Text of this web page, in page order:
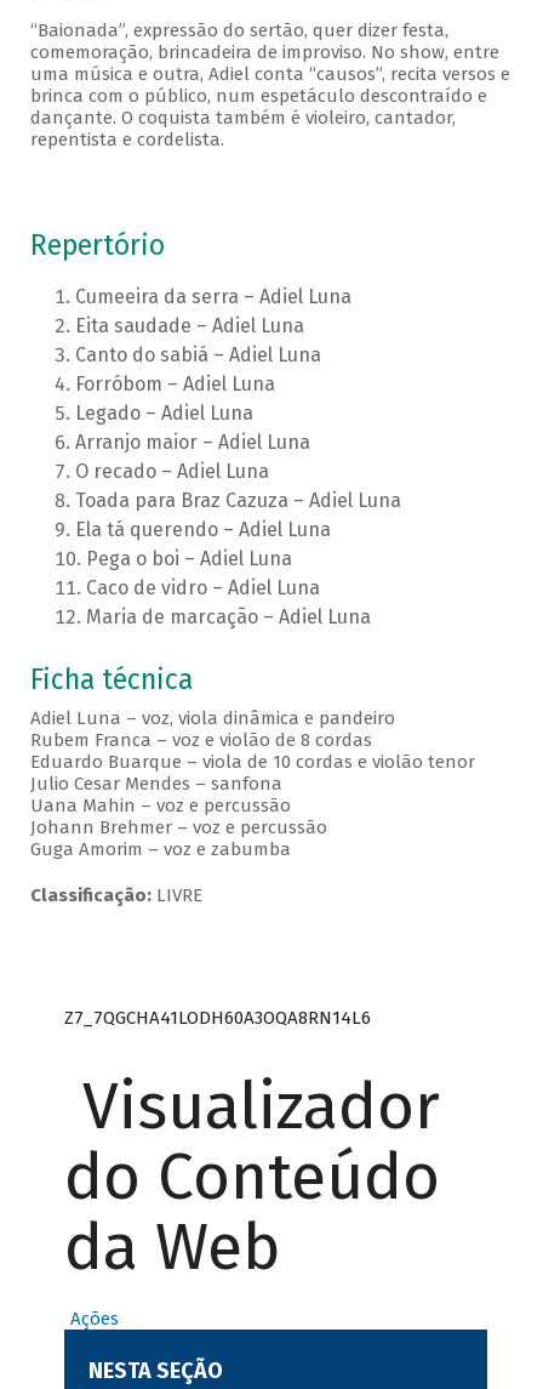
“Baionada”, expressão do sertão, quer dizer festa,
comemoração, brincadeira de improviso. No show, entre
uma música e outra, Adiel conta “causos”, recita versos e
brinca com o público, num espetáculo descontraído e
dançante. O coquista também é violeiro, cantador,
repentista e cordelista.
Repertório
Cumeeira da serra – Adiel Luna
Eita saudade – Adiel Luna
Canto do sabiá – Adiel Luna
Forróbom – Adiel Luna
Legado – Adiel Luna
Arranjo maior – Adiel Luna
O recado – Adiel Luna
Toada para Braz Cazuza – Adiel Luna
Ela tá querendo – Adiel Luna
Pega o boi – Adiel Luna
Caco de vidro – Adiel Luna
Maria de marcação – Adiel Luna
Ficha técnica
Adiel Luna – voz, viola dinâmica e pandeiro
Rubem Franca – voz e violão de 8 cordas
Eduardo Buarque – viola de 10 cordas e violão tenor
Julio Cesar Mendes – sanfona
Uana Mahin – voz e percussão
Johann Brehmer – voz e percussão
Guga Amorim – voz e zabumba
Classificação:LIVRE
Z7_7QGCHA41LODH60A3OQA8RN14L6
Visualizador
do Conteúdo
da Web
Ações
NESTA SEÇÃO